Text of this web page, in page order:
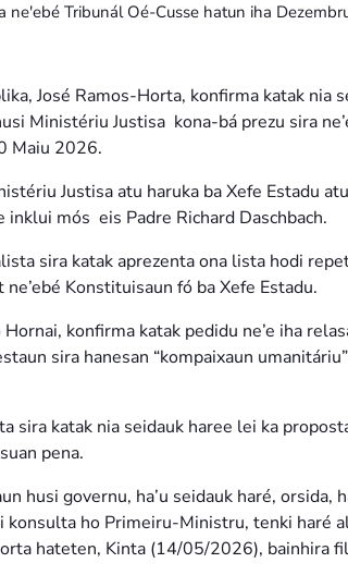
ne'ebé Tribunál Oé-Cusse hatun iha
José Ramos-Horta, konfirma katak nia
Ministériu Justisa kona-bá prezu sira
Maiu 2026.
Justisa atu haruka ba Xefe Estadu
mós eis Padre Richard Daschbach.
sira katak aprezenta ona lista hodi
Konstituisaun fó ba Xefe Estadu.
konfirma katak pedidu ne’e iha
sira hanesan “kompaixaun
sira katak nia seidauk haree lei ka
pena.
husi governu, ha’u seidauk haré, orsida,
konsulta ho Primeiru-Ministru, tenki haré
hateten, Kinta (14/05/2026), bainhira